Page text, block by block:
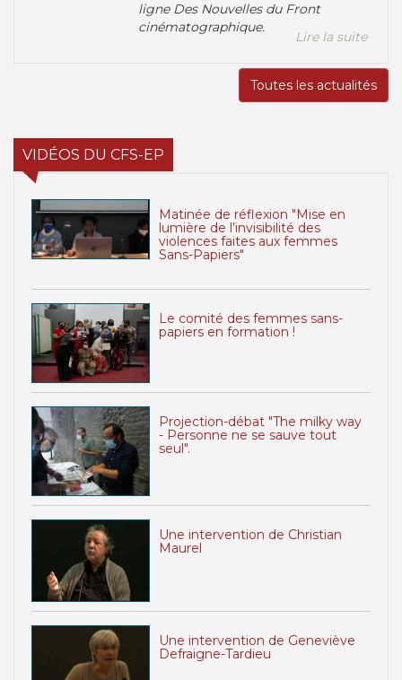
ligne Des Nouvelles du Front
cinématographique.
Lire la suite
Toutes les actualités
VIDÉOS DU CFS-EP
Matinée de réflexion "Mise en
lumière de l’invisibilité des
violences faites aux femmes
Sans-Papiers"
Le comité des femmes sans-
papiers en formation !
Projection-débat "The milky way
- Personne ne se sauve tout
seul".
Une intervention de Christian
Maurel
Une intervention de Geneviève
Defraigne-Tardieu